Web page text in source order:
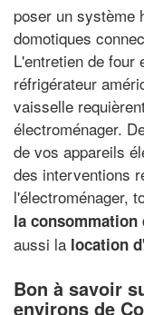
poser un système
domotiques
L'entretien de four
réfrigérateur
vaisselle
électroménager.
de vos appareils
des interventions
l'électroménager,
la consommation
aussi la location
Bon à savoir
environs de